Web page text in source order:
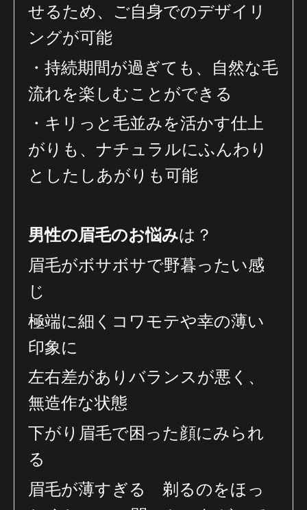
せるため、ご自身でのデザイリ
ングが可能
・持続期間が過ぎても、自然な毛
流れを楽しむことができる
・キリっと毛並みを活かす仕上
がりも、ナチュラルにふんわり
としたしあがりも可能
男性の眉毛のお悩みは？
眉毛がボサボサで野暮ったい感
じ
極端に細くコワモテや幸の薄い
印象に
左右差がありバランスが悪く、
無造作な状態
下がり眉毛で困った顔にみられ
る
眉毛が薄すぎる 剃るのをほっ